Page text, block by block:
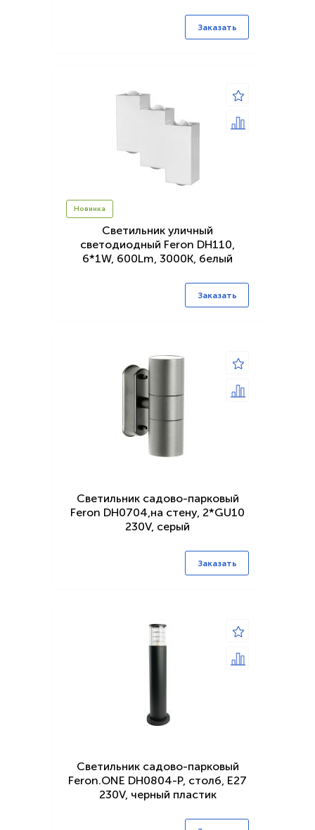
Заказать
Новинка
Светильник уличный
светодиодный Feron DH110,
6*1W, 600Lm, 3000K, белый
Заказать
Светильник садово-парковый
Feron DH0704,на стену, 2*GU10
230V, серый
Заказать
Светильник садово-парковый
Feron.ONE DH0804-P, столб, E27
230V, черный пластик